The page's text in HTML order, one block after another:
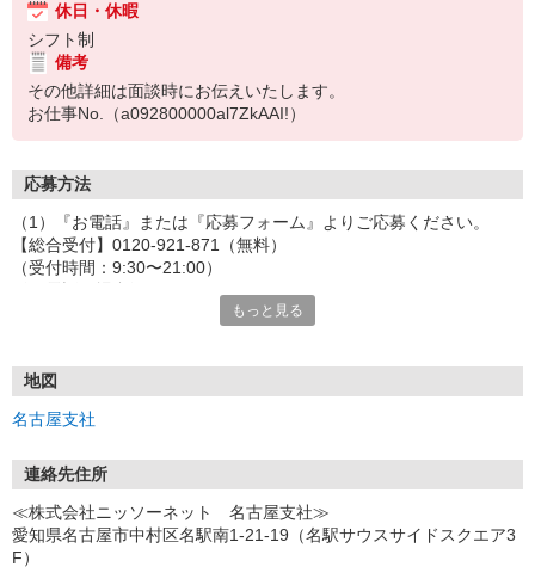
休日・休暇
シフト制
備考
その他詳細は面談時にお伝えいたします。
お仕事No.（a092800000al7ZkAAI!）
応募方法
（1）『お電話』または『応募フォーム』よりご応募ください。
【総合受付】0120-921-871（無料）
（受付時間：9:30〜21:00）
「e-aidemを見て」とお伝えいただけるとスムーズです。
◎応募フォームからのご応募は24時間受付中です！
（2）面談・登録の実施
ご都合のよいお日にちをお聞かせください。
↓
（3）選考・お仕事のご案内
↓
（4）就業開始
もっと見る
地図
名古屋支社
連絡先住所
≪株式会社ニッソーネット 名古屋支社≫
愛知県名古屋市中村区名駅南1-21-19（名駅サウスサイドスクエア3
F）